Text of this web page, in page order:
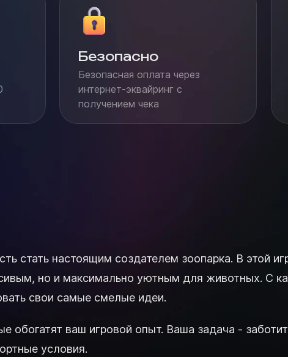
Безопасно
Безопасная оплата через
интернет-эквайринг с
получением чека
стать настоящим создателем зоопарка. В этой
но и максимально уютным для животных. С
свои самые смелые идеи.
ваш игровой опыт. Ваша задача -
условия.